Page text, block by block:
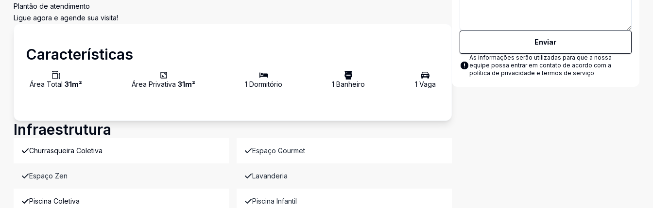
Plantão de atendimento
Ligue agora e agende sua visita!
Características
Área Total 31m² Área Privativa31m² 1 Dormitório 1 Banheiro 1 Vaga
Infraestrutura
Churrasqueira Coletiva Espaço Gourmet
Espaço Zen Lavanderia
Piscina Coletiva Piscina Infantil
Enviar
As informações serão utilizadas para que a nossa
equipe possa entrar em contato de acordo com a
política de privacidade e termos de serviço